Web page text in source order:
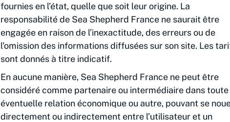
fournies en l’état, quelle que soit leur origine. La
responsabilité de Sea Shepherd France ne saurait être
engagée en raison de l’inexactitude, des erreurs ou de
l’omission des informations diffusées sur son site. Les
sont donnés à titre indicatif.
En aucune manière, Sea Shepherd France ne peut être
considéré comme partenaire ou intermédiaire dans toute
éventuelle relation économique ou autre, pouvant se
directement ou indirectement entre l’utilisateur et un